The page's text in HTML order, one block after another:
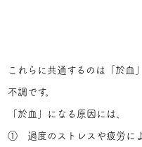
これらに共通するのは「於血
不調です。
「於血」になる原因には、
① 過度のストレスや疲労に